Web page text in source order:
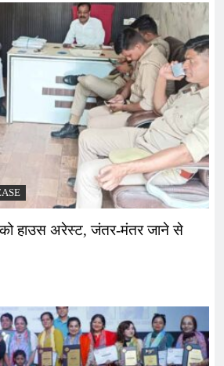
हाउस अरेस्ट, जंतर-मंतर जाने से